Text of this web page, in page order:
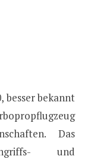
besser bekannt
Das
und